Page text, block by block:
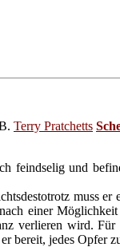
Terry Pratchetts
feindselig und
muss er
einer
verlieren wird. Für
bereit, jedes Opfer